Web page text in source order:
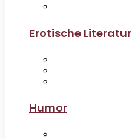
Erotische Literatur
Humor